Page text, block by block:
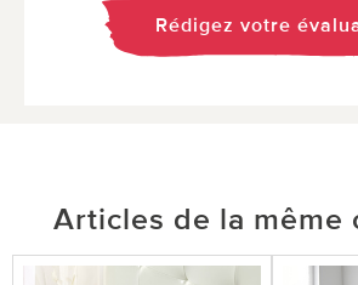
Rédigez votre
Articles de la même